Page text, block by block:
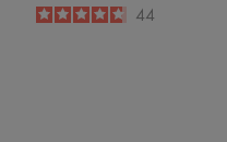
4.7
/
5
44